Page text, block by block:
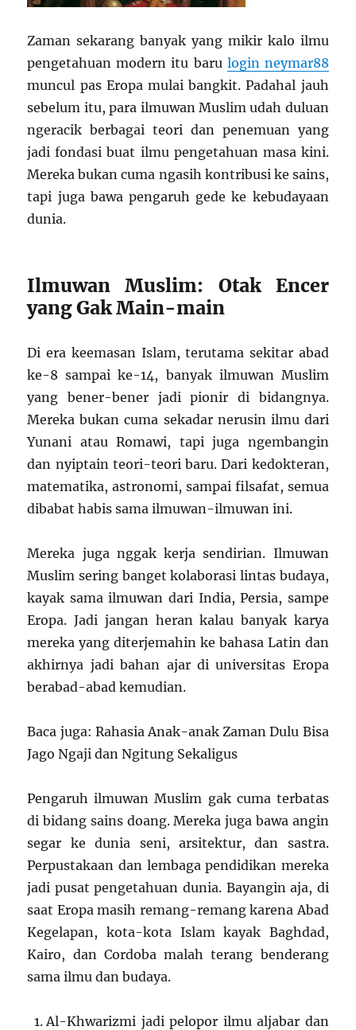
Zaman sekarang banyak yang mikir kalo ilmu
pengetahuan modern itu baru login neymar88
muncul pas Eropa mulai bangkit. Padahal jauh
sebelum itu, para ilmuwan Muslim udah duluan
ngeracik berbagai teori dan penemuan yang
jadi fondasi buat ilmu pengetahuan masa kini.
Mereka bukan cuma ngasih kontribusi ke sains,
tapi juga bawa pengaruh gede ke kebudayaan
dunia.
Ilmuwan Muslim: Otak Encer
yang Gak Main-main
Di era keemasan Islam, terutama sekitar abad
ke-8 sampai ke-14, banyak ilmuwan Muslim
yang bener-bener jadi pionir di bidangnya.
Mereka bukan cuma sekadar nerusin ilmu dari
Yunani atau Romawi, tapi juga ngembangin
dan nyiptain teori-teori baru. Dari kedokteran,
matematika, astronomi, sampai filsafat, semua
dibabat habis sama ilmuwan-ilmuwan ini.
Mereka juga nggak kerja sendirian. Ilmuwan
Muslim sering banget kolaborasi lintas budaya,
kayak sama ilmuwan dari India, Persia, sampe
Eropa. Jadi jangan heran kalau banyak karya
mereka yang diterjemahin ke bahasa Latin dan
akhirnya jadi bahan ajar di universitas Eropa
berabad-abad kemudian.
Baca juga: Rahasia Anak-anak Zaman Dulu Bisa
Jago Ngaji dan Ngitung Sekaligus
Pengaruh ilmuwan Muslim gak cuma terbatas
di bidang sains doang. Mereka juga bawa angin
segar ke dunia seni, arsitektur, dan sastra.
Perpustakaan dan lembaga pendidikan mereka
jadi pusat pengetahuan dunia. Bayangin aja, di
saat Eropa masih remang-remang karena Abad
Kegelapan, kota-kota Islam kayak Baghdad,
Kairo, dan Cordoba malah terang benderang
sama ilmu dan budaya.
Al-Khwarizmi jadi pelopor ilmu aljabar dan